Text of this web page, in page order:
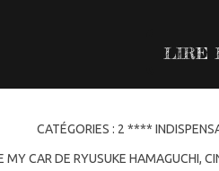
LIRE
CATÉGORIES : 2 ****
MY CAR DE RYUSUKE HAMAGUCHI,